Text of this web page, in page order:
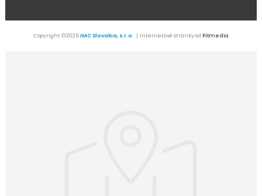
Copyright © 2026IMC Slovakia, s.r.o. | Internetové stránky od Pitmedia